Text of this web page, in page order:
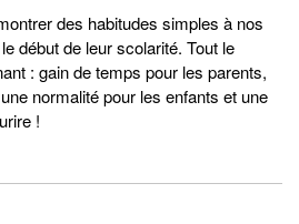
des habitudes simples à nos
début de leur scolarité. Tout le
: gain de temps pour les parents,
normalité pour les enfants et une
!